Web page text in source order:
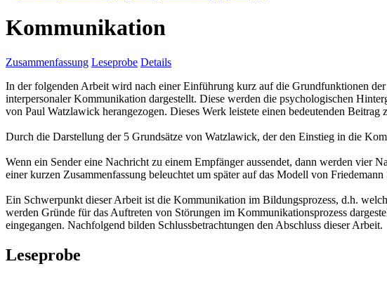
Kommunikation
Zusammenfassung Leseprobe Details
In der folgenden Arbeit wird nach einer Einführung kurz auf die Grundfunktionen
interpersonaler Kommunikation dargestellt. Diese werden die psychologischen
von Paul Watzlawick herangezogen. Dieses Werk leistete einen bedeutenden
Durch die Darstellung der 5 Grundsätze von Watzlawick, der den Einstieg in die
Wenn ein Sender eine Nachricht zu einem Empfänger aussendet, dann werden vier
einer kurzen Zusammenfassung beleuchtet um später auf das Modell von
Ein Schwerpunkt dieser Arbeit ist die Kommunikation im Bildungsprozess, d.h.
werden Gründe für das Auftreten von Störungen im Kommunikationsprozess
eingegangen. Nachfolgend bilden Schlussbetrachtungen den Abschluss dieser Arbeit.
Leseprobe